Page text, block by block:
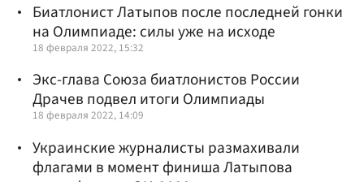
Биатлонист Латыпов после последней гонки
на Олимпиаде: силы уже на исходе
18 февраля 2022, 15:32
Экс-глава Союза биатлонистов России
Драчев подвел итоги Олимпиады
18 февраля 2022, 14:09
Украинские журналисты размахивали
флагами в момент финиша Латыпова